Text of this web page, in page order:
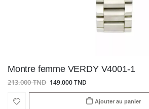
Montre femme VERDY V4001-1
213.000 TND 149.000 TND
Ajouter au panier